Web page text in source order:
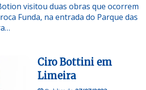
visitou duas obras que ocorrem
Funda, na entrada do Parque das
Ciro Bottini em
Limeira